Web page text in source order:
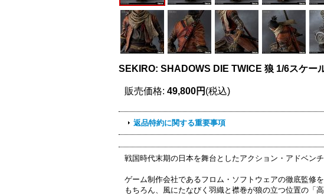
SEKIRO: SHADOWS DIE TWICE 狼 1/6スケー
販売価格: 49,800円 (税込)
返品特約に関する重要事項
戦国時代末期の日本を舞台としたアクション・アドベン
ゲーム制作会社であるフロム・ソフトウェアの徹底監修
もちろん、風にたなびく羽織と襟巻が狼の立つ位置の「